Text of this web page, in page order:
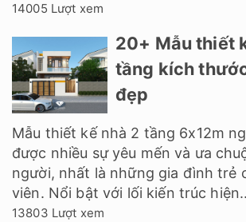
14005 Lượt xem
20+ Mẫu thiết
tầng kích
đẹp
Mẫu thiết kế nhà 2 tầng 6x12m
được nhiều sự yêu mến và ưa
người, nhất là những gia đình trẻ
viên. Nổi bật với lối kiến trúc
13803 Lượt xem